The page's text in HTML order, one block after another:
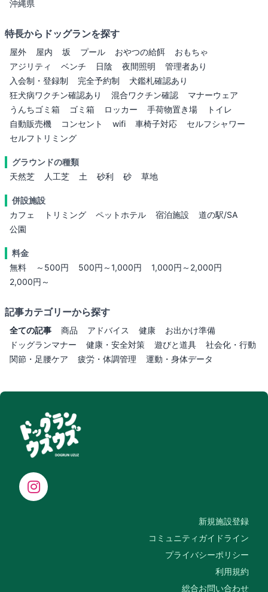
沖縄県
特長からドッグランを探す
屋外 屋内 坂 プール おやつの給餌
おもちゃ
アジリティ
ベンチ 日陰 夜間照明
管理者あり
入会制・登録制
完全予約制
犬鑑札確認あり
狂犬病ワクチン確認あり
混合ワクチン確認
マナーウェア
うんちゴミ箱
ゴミ箱 ロッカー 手荷物置き場
トイレ
自動販売機
コンセント wifi 車椅子対応
セルフシャワー
セルフトリミング
グラウンドの種類
天然芝
人工芝 土 砂利 砂 草地
併設施設
カフェ
トリミング ペットホテル 宿泊施設
道の駅/SA
公園
料金
無料
～500円 500円～1,000円
1,000円～2,000円
2,000円～
記事カテゴリーから探す
全ての記事 商品 アドバイス 健康
お出かけ準備
ドッグランマナー
健康・安全対策 遊びと道具
社会化・行動
関節・足腰ケア
疲労・体調管理 運動・身体データ
新規施設登録
コミュニティガイドライン
プライバシーポリシー
利用規約
総合お問い合わせ